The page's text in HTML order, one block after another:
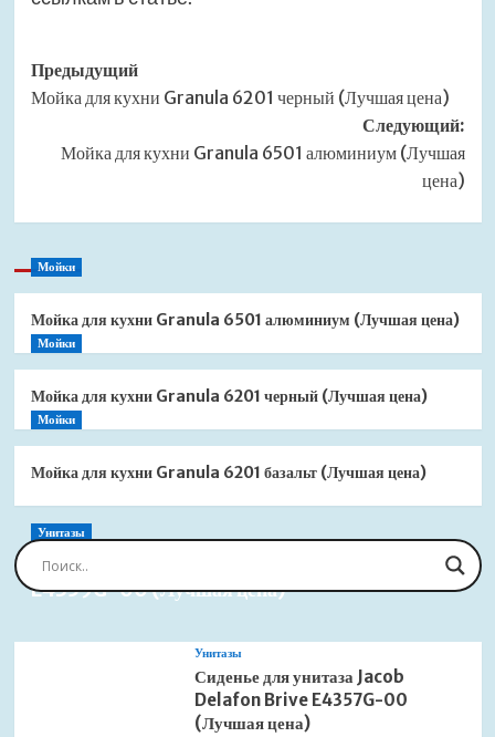
Навигация
записи
Предыдущий
Мойка для кухни Granula 6201 черный (Лучшая цена)
Следующий:
Мойка для кухни Granula 6501 алюминиум (Лучшая
цена)
Мойки
Мойка для кухни Granula 6501 алюминиум (Лучшая цена)
Мойки
Мойка для кухни Granula 6201 черный (Лучшая цена)
Мойки
Мойка для кухни Granula 6201 базальт (Лучшая цена)
Унитазы
Сиденье для унитаза Jacob Delafon Brive
E4359G-00 (Лучшая цена)
Унитазы
Сиденье для унитаза Jacob
Delafon Brive E4357G-00
(Лучшая цена)